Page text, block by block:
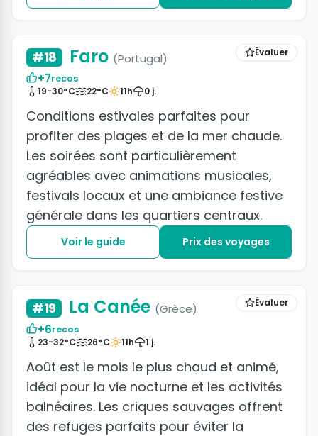
Évaluer
#18 Faro (Portugal)
+7recos
19-30°C
22°C 11h 0 j.
Conditions estivales parfaites pour
profiter des plages et de la mer chaude.
Les soirées sont particulièrement
agréables avec animations musicales,
festivals locaux et une ambiance festive
générale dans les quartiers centraux.
Voir le guide Prix des voyages
Évaluer
#19 La Canée (Grèce)
+6recos
23-32°C
26°C 11h 1 j.
Août est le mois le plus chaud et animé,
idéal pour la vie nocturne et les activités
balnéaires. Les criques sauvages offrent
des refuges parfaits pour éviter la